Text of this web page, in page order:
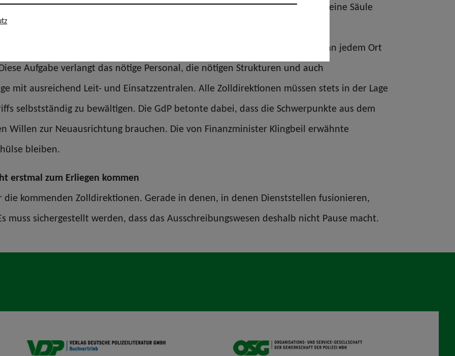
darauf hin, dass sich das in der neuen Struktur auch abbilden muss. Nur eine Säule
des Zolls zu schaffen, reicht hier nicht aus. Eine wirksame
und muss rund um die Uhr an allen Tagen in der Woche und an jedem Ort
Aufgabe verlangt das nötige Personal, die nötigen Strukturen und auch
mit ausreichend Leit- und Einsatzzentralen. Alle Zolldirektionen müssen stets in der Lage
selbstständig zu bewältigen. Die GdP betonte dabei, dass die Schwerpunkte aus dem
Willen zur Neuausrichtung brauchen. Die von Finanzminister Klingbeil erwähnte
bleiben.
erstmal zum Erliegen kommen
kommenden Zolldirektionen. Gerade in denen, in denen Dienststellen fusionieren,
muss sichergestellt werden, dass das Ausschreibungswesen deshalb nicht Pause macht.
VDP B OSG